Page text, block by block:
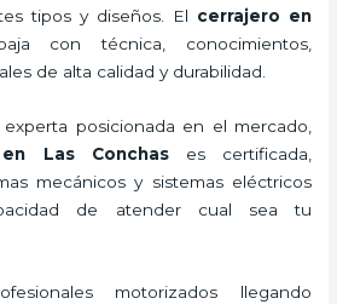
tipos y diseños. El cerrajero en
con técnica, conocimientos,
de alta calidad y durabilidad.
posicionada en el mercado,
Las Conchases certificada,
mecánicos y sistemas eléctricos
de atender cual sea tu
motorizados llegando